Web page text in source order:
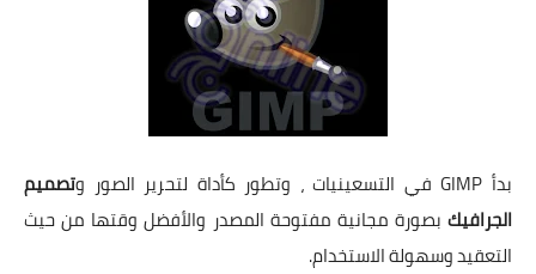
بدأ GIMP في التسعينيات ، وتطور كأداة لتحرير الصور و
تصميم
الجرافيك بصورة مجانية مفتوحة المصدر والأفضل وقتها من حيث
التعقيد وسهولة الاستخدام.